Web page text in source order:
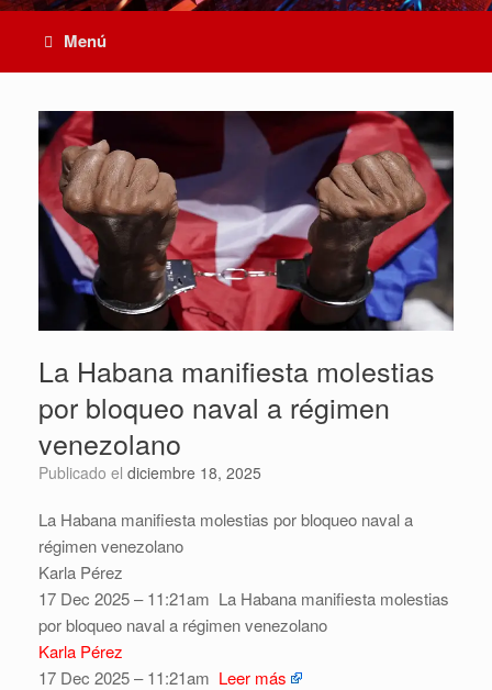
Menú
La Habana manifiesta molestias
por bloqueo naval a régimen
venezolano
Publicado el diciembre 18, 2025
La Habana manifiesta molestias por bloqueo naval a
régimen venezolano
Karla Pérez
17 Dec 2025 – 11:21am La Habana manifiesta molestias
por bloqueo naval a régimen venezolano
Karla Pérez
17 Dec 2025 – 11:21am Leer más